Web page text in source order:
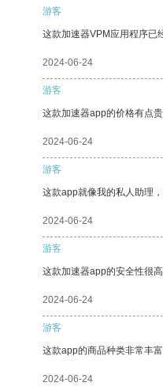
游客
这款加速器VPM应用程序已
2024-06-24
游客
这款加速器app的价格有点
2024-06-24
游客
这款app就像我的私人助理
2024-06-24
游客
这款加速器app的安全性很
2024-06-24
游客
这款app的商品种类非常丰
2024-06-24